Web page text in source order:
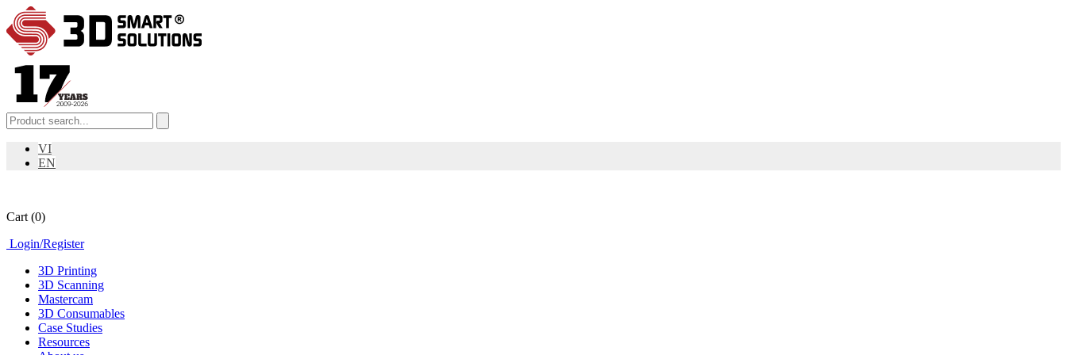
VI
EN
Cart (0)
Login/Register
3D Printing
3D Scanning
Mastercam
3D Consumables
Case Studies
Resources